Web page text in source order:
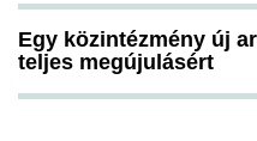
Egy közintézmény új
teljes megújulásért